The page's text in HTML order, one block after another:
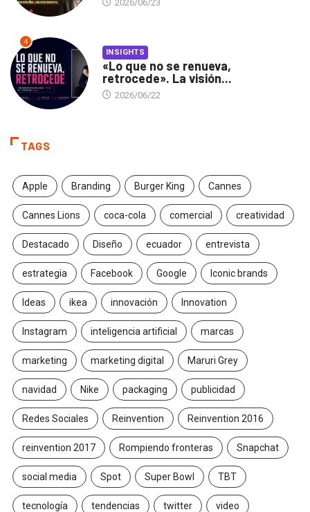
2026/06/23
4
INSIGHTS
«Lo que no se renueva,
retrocede». La visión...
2026/06/22
TAGS
Apple Branding Burger King Cannes
Cannes Lions coca-cola comercial creatividad
Destacado Diseño ecuador entrevista
estrategia Facebook Google Iconic brands
Ideas ikea innovación Innovation
Instagram inteligencia artificial marcas
marketing marketing digital Maruri Grey
navidad Nike packaging publicidad
Redes Sociales Reinvention Reinvention 2016
reinvention 2017 Rompiendo fronteras Snapchat
social media Spot Super Bowl TBT
tecnología tendencias twitter video